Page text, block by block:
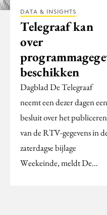
DATA & INSIGHTS
Telegraaf kan
over
beschikken
Dagblad De Telegraaf
neemt een dezer dagen een
besluit over het publiceren
van de RTV-gegevens in
zaterdagse bijlage
Weekeinde, meldt De…